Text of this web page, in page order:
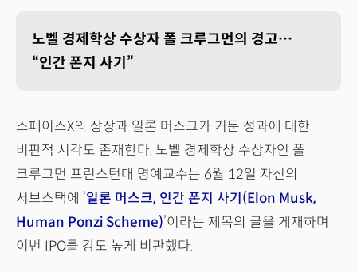
노벨 경제학상 수상자 폴 크루그먼의 경고…
“인간 폰지 사기”
스페이스X의 상장과 일론 머스크가 거둔 성과에 대한
비판적 시각도 존재한다. 노벨 경제학상 수상자인 폴
크루그먼 프린스턴대 명예교수는 6월 12일 자신의
서브스택에 ‘일론 머스크, 인간 폰지 사기(Elon Musk,
Human Ponzi Scheme)’이라는 제목의 글을 게재하며
이번 IPO를 강도 높게 비판했다.